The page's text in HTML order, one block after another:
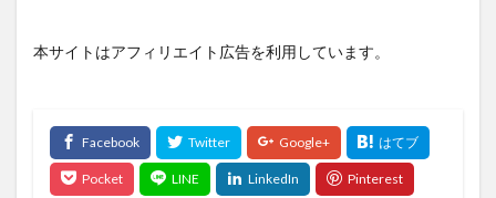
本サイトはアフィリエイト広告を利用しています。